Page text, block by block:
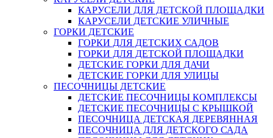
КАРУСЕЛИ ДЛЯ ДЕТСКОЙ ПЛОЩАДКИ
КАРУСЕЛИ ДЕТСКИЕ УЛИЧНЫЕ
ГОРКИ ДЕТСКИЕ
ГОРКИ ДЛЯ ДЕТСКИХ САДОВ
ГОРКИ ДЛЯ ДЕТСКОЙ ПЛОЩАДКИ
ДЕТСКИЕ ГОРКИ ДЛЯ ДАЧИ
ДЕТСКИЕ ГОРКИ ДЛЯ УЛИЦЫ
ПЕСОЧНИЦЫ ДЕТСКИЕ
ДЕТСКИЕ ПЕСОЧНИЦЫ КОМПЛЕКСЫ
ДЕТСКИЕ ПЕСОЧНИЦЫ С КРЫШКОЙ
ПЕСОЧНИЦА ДЕТСКАЯ ДЕРЕВЯННАЯ
ПЕСОЧНИЦА ДЛЯ ДЕТСКОГО САДА